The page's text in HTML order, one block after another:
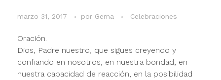
marzo 31, 2017 por Gema Celebraciones
Oración.
Dios, Padre nuestro, que sigues creyendo y
confiando en nosotros, en nuestra bondad, en
nuestra capacidad de reacción, en la posibilidad